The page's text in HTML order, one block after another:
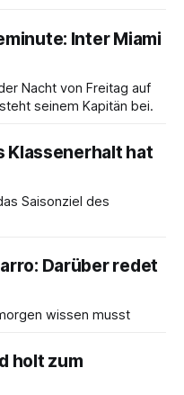
Inter Miami
Nacht von Freitag auf
seinem Kapitän bei.
Klassenerhalt hat
Saisonziel des
Darüber redet
wissen musst
holt zum